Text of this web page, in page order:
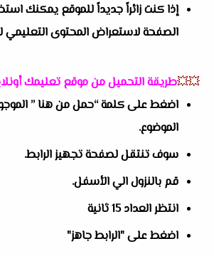
إذا كنت زائراً جديداً للموقع يمكنك
الصفحة لاستعراض المحتوى
💥💥طريقة التحميل من موقع تعليمك
اضغط على كلمة “حمل من هنا ”
الموضوع.
سوف تنتقل لصفحة تجهيز الرابط.
قم بالنزول الي الأسفل.
انتظر العداد 15 ثانية
اضغط على "الرابط جاهز"